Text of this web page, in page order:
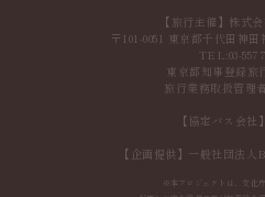
【旅行主催】株式
〒101-0051 東京都千代田神
TEL:03-
東京都知事登録旅
旅行業務取扱管理
【協定バス会社
【企画提供】一般社団法
※本プロジェクトは、文化